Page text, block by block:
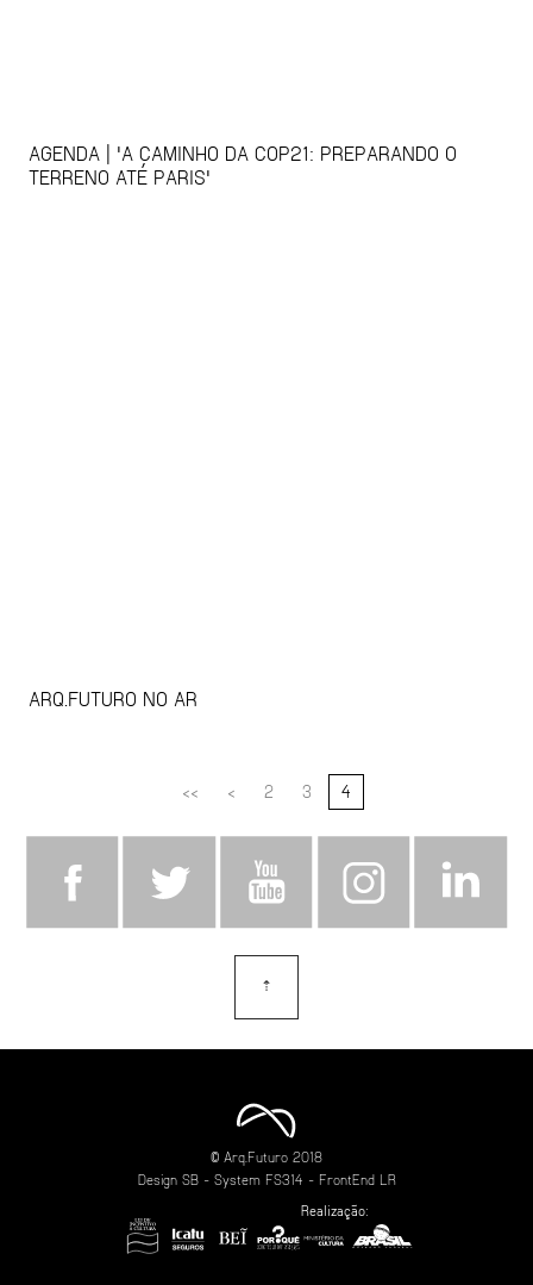
AGENDA | 'A CAMINHO DA COP21: PREPARANDO O
TERRENO ATÉ PARIS'
ARQ.FUTURO NO AR
<< < 2 3 4
⇡
© Arq.Futuro 2018
Design SB- System FS314 - FrontEnd LR